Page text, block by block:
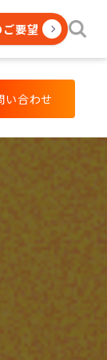
要望
い合わせ